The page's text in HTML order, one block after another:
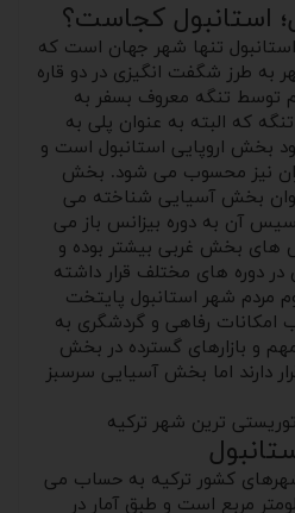
استانبول کجاست؟
تنها شهر جهان است که
به طرز شگفت انگیزی در دو قاره
توسط تنگه معروف بسفر به
که البته به عنوان پلی به
بخش اروپایی استانبول است و
نیز محسوب می شود. بخش
بخش آسیایی شناخته می
آن به دوره بیزانس باز می
های بخش غربی بیشتر بوده و
دوره های مختلف قرار داشته
مردم شهر استانبول پایتخت
امکانات رفاهی و گردشگری به
و بازارهای گسترده در بخش
دارند اما بخش آسیایی سرسبز
ترین شهر ترکیه
کشور ترکیه به حساب می
این شهر 5343 کیلومتر مربع است و طبق آمار در